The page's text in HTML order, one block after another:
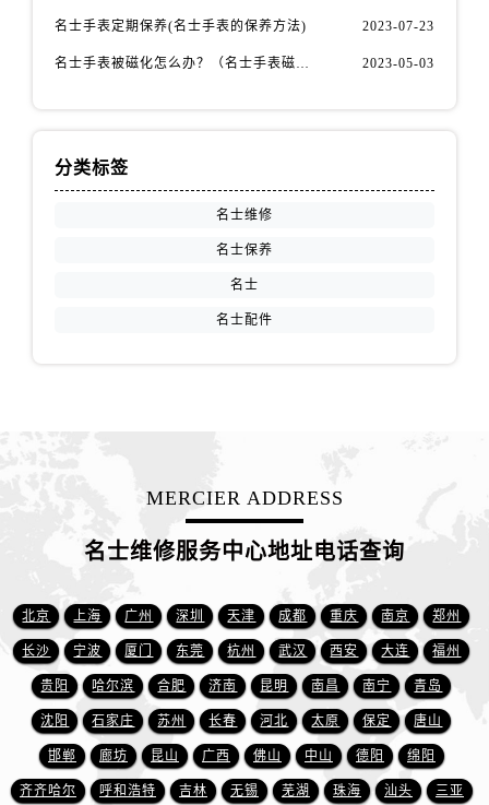
安徽省阜阳市颍州区颍州北路名士售后服务中心（需提前预约）
安徽省芜湖市镜湖区中山路步行街名士售后服务中心（需提前预约）
安徽省宣城市宣州区叠嶂西路名士售后服务中心（需提前预约）
福建省龙岩市新罗区九一南路名士售后服务中心（需提前预约）
福建省南平市建阳区人民西路名士售后服务中心（需提前预约）
福建省宁德市蕉城区天湖东路名士售后服务中心（需提前预约）
福建省莆田市城厢区霞林街道荔华东大道名士售后服务中心（需提前预约）
福建省三明市三元区东乾二路名士售后服务中心（需提前预约）
名士手表定期保养(名士手表的保养方法) 2023-07-23
名士手表被磁化怎么办？（名士手表磁化处理方法） 2023-05-03
分类标签
名士维修
名士保养
名士
名士配件
MERCIER ADDRESS
名士维修服务中心地址电话查询
北京 上海 广州 深圳 天津 成都 重庆 南京 郑州
长沙 宁波 厦门 东莞 杭州 武汉 西安 大连 福州
贵阳 哈尔滨 合肥 济南 昆明 南昌 南宁 青岛
沈阳 石家庄 苏州 长春 河北 太原 保定 唐山
邯郸 廊坊 昆山 广西 佛山 中山 德阳 绵阳
齐齐哈尔 呼和浩特 吉林 无锡 芜湖 珠海 汕头 三亚